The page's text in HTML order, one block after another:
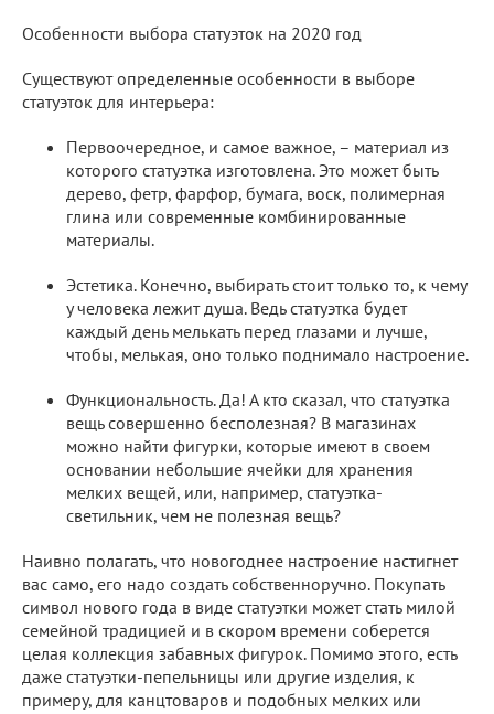
Особенности выбора статуэток на 2020 год
Существуют определенные особенности в выборе
статуэток для интерьера:
Первоочередное, и самое важное, – материал из
которого статуэтка изготовлена. Это может быть
дерево, фетр, фарфор, бумага, воск, полимерная
глина или современные комбинированные
материалы.
Эстетика. Конечно, выбирать стоит только то, к чему
у человека лежит душа. Ведь статуэтка будет
каждый день мелькать перед глазами и лучше,
чтобы, мелькая, оно только поднимало настроение.
Функциональность. Да! А кто сказал, что статуэтка
вещь совершенно бесполезная? В магазинах
можно найти фигурки, которые имеют в своем
основании небольшие ячейки для хранения
мелких вещей, или, например, статуэтка-
светильник, чем не полезная вещь?
Наивно полагать, что новогоднее настроение настигнет
вас само, его надо создать собственноручно. Покупать
символ нового года в виде статуэтки может стать милой
семейной традицией и в скором времени соберется
целая коллекция забавных фигурок. Помимо этого, есть
даже статуэтки-пепельницы или другие изделия, к
примеру, для канцтоваров и подобных мелких или